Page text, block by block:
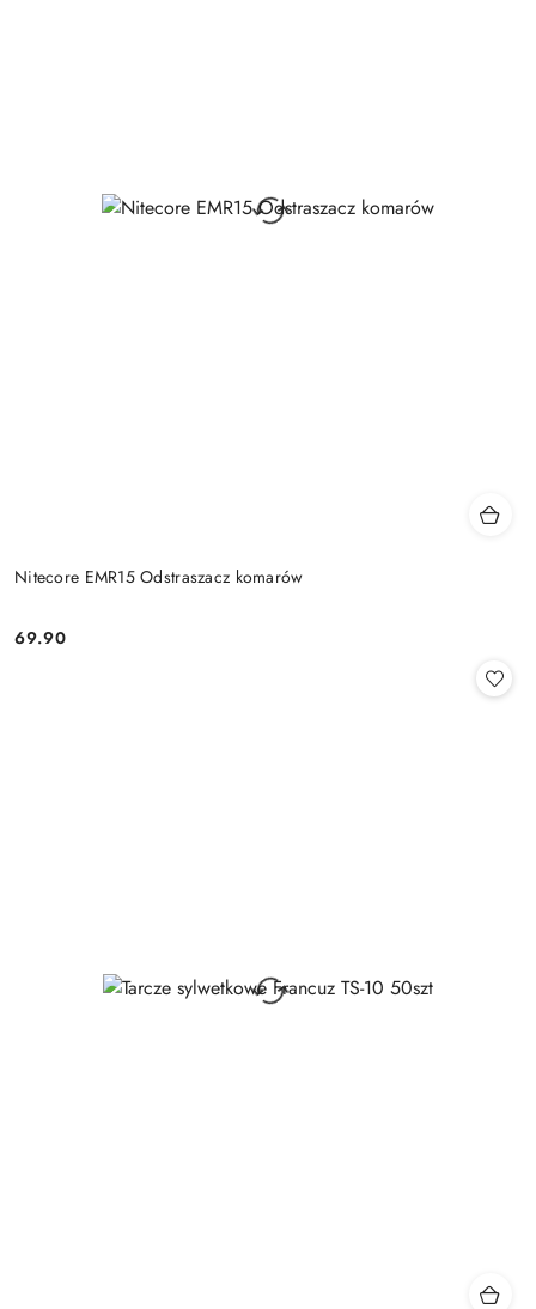
Nitecore EMR15 Odstraszacz komarów
Cena:
69.90